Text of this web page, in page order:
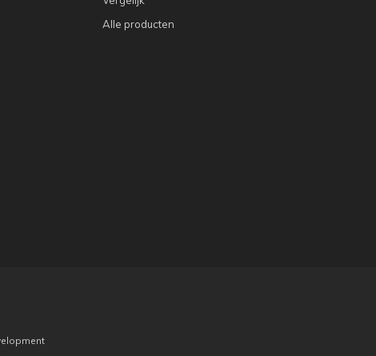
Alle producten